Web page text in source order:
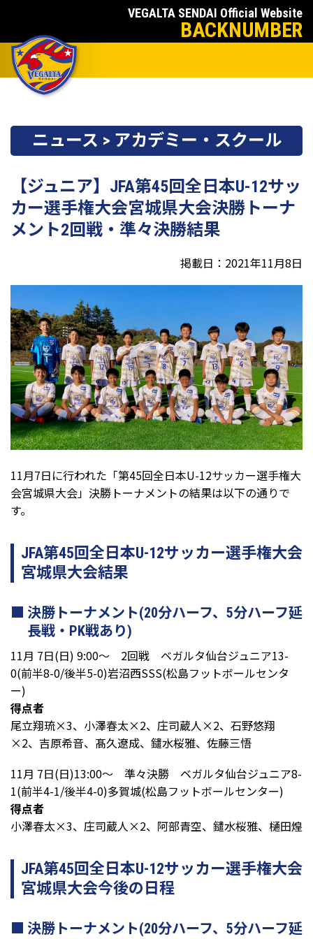
VEGALTA SENDAI Official Website
BACKNUMBER
ニュース > アカデミー・スクール
【ジュニア】JFA第45回全日本U-12サッ
カー選手権大会宮城県大会決勝トーナ
メント2回戦・準々決勝結果
掲載日：2021年11月8日
11月7日に行われた「第45回全日本U-12サッカー選手権大
会宮城県大会」決勝トーナメントの結果は以下の通りで
す。
JFA第45回全日本U-12サッカー選手権大会
宮城県大会結果
決勝トーナメント(20分ハーフ、5分ハーフ延
長戦・PK戦あり)
11月 7日(日) 9:00～ 2回戦 ベガルタ仙台ジュニア13-
0(前半8-0/後半5-0)岩沼西SSS(松島フットボールセンタ
ー)
得点者
尾立翔琉×3、小澤春太×2、庄司蔵人×2、石野悠翔
×2、吉原希音、髙久遼成、鑓水桜雅、佐藤三悟
11月 7日(日)13:00～ 準々決勝 ベガルタ仙台ジュニア8-
1(前半4-1/後半4-0)多賀城(松島フットボールセンター)
得点者
小澤春太×3、庄司蔵人×2、阿部青空、鑓水桜雅、樋田煌
JFA第45回全日本U-12サッカー選手権大会
宮城県大会今後の日程
決勝トーナメント(20分ハーフ、5分ハーフ延